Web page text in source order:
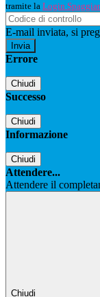
tramite la Login
E-mail inviata, si
Errore
Chiudi
Successo
Chiudi
Informazione
Chiudi
Attendere...
Attendere il
Chiudi